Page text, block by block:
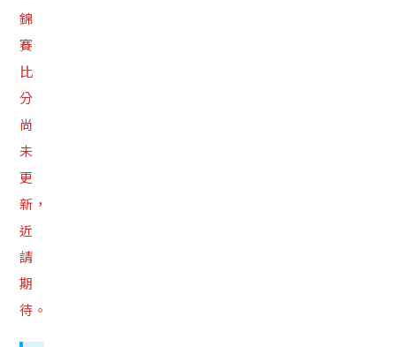
錦
賽
比
分
尚
未
更
新，
近
請
期
待。